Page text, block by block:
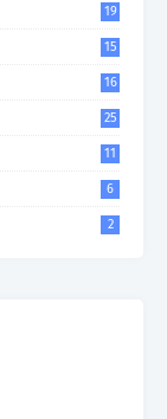
19
15
16
25
11
6
2